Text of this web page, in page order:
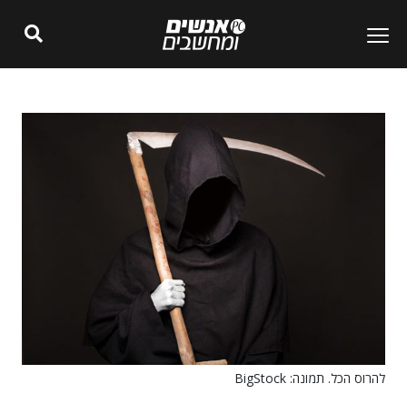
להרוס הכל. תמונה: BigStock